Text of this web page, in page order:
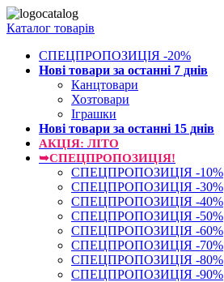
Каталог товарів
СПЕЦПРОПОЗИЦІЯ -20%
Нові товари за останнi 7 днiв
Канцтовари
Хозтовари
Іграшки
Нові товари за останнi 15 днiв
АКЦІЯ: ЛІТО
➥СПЕЦПРОПОЗИЦІЯ!
СПЕЦПРОПОЗИЦІЯ -10%
СПЕЦПРОПОЗИЦІЯ -30%
СПЕЦПРОПОЗИЦІЯ -40%
СПЕЦПРОПОЗИЦІЯ -50%
СПЕЦПРОПОЗИЦІЯ -60%
СПЕЦПРОПОЗИЦІЯ -70%
СПЕЦПРОПОЗИЦІЯ -80%
СПЕЦПРОПОЗИЦІЯ -90%